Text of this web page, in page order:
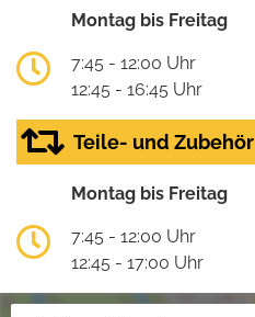
Montag bis Freitag
7:45 - 12:00 Uhr
12:45 - 16:45 Uhr
Teile- und Zubehör
Montag bis Freitag
7:45 - 12:00 Uhr
12:45 - 17:00 Uhr